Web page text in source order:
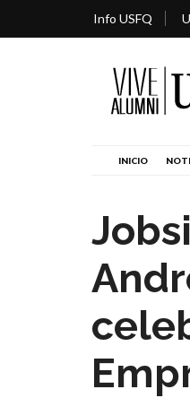
Info USFQ
INICIO